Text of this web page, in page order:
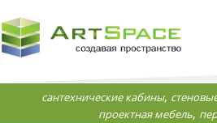
сантехнические кабины,
проектная мебель,